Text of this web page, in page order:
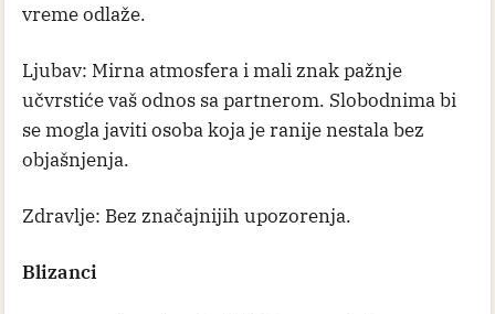
vreme odlaže.
Ljubav: Mirna atmosfera i mali znak pažnje
učvrstiće vaš odnos sa partnerom. Slobodnima bi
se mogla javiti osoba koja je ranije nestala bez
objašnjenja.
Zdravlje: Bez značajnijih upozorenja.
Blizanci